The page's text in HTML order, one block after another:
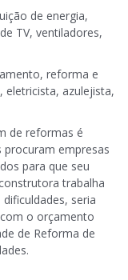
de energia,
TV, ventiladores,
reforma e
eletricista, azulejista,
de reformas é
procuram empresas
para que seu
trabalha
seria
o orçamento
de Reforma de